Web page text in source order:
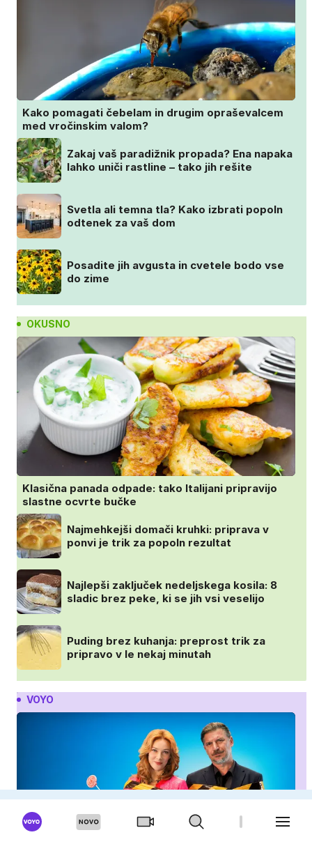
Kako pomagati čebelam in drugim opraševalcem
med vročinskim valom?
Zakaj vaš paradižnik propada? Ena napaka
lahko uniči rastline – tako jih rešite
Svetla ali temna tla? Kako izbrati popoln
odtenek za vaš dom
Posadite jih avgusta in cvetele bodo vse
do zime
OKUSNO
Klasična panada odpade: tako Italijani pripravijo
slastne ocvrte bučke
Najmehkejši domači kruhki: priprava v
ponvi je trik za popoln rezultat
Najlepši zaključek nedeljskega kosila: 8
sladic brez peke, ki se jih vsi veselijo
Puding brez kuhanja: preprost trik za
pripravo v le nekaj minutah
VOYO